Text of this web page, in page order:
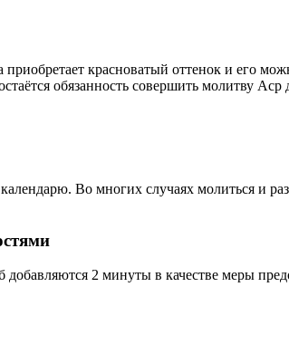
красноватый оттенок и его
обязанность совершить молитву
Во многих случаях молиться и
2 минуты в качестве меры